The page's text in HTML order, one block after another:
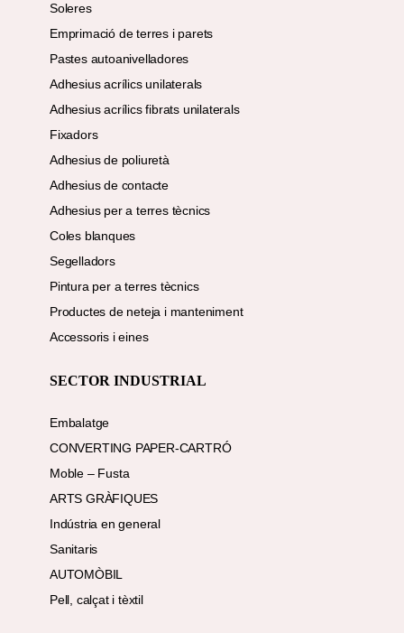
Soleres
Emprimació de terres i parets
Pastes autoanivelladores
Adhesius acrílics unilaterals
Adhesius acrílics fibrats unilaterals
Fixadors
Adhesius de poliuretà
Adhesius de contacte
Adhesius per a terres tècnics
Coles blanques
Segelladors
Pintura per a terres tècnics
Productes de neteja i manteniment
Accessoris i eines
SECTOR INDUSTRIAL
Embalatge
CONVERTING PAPER-CARTRÓ
Moble – Fusta
ARTS GRÀFIQUES
Indústria en general
Sanitaris
AUTOMÒBIL
Pell, calçat i tèxtil